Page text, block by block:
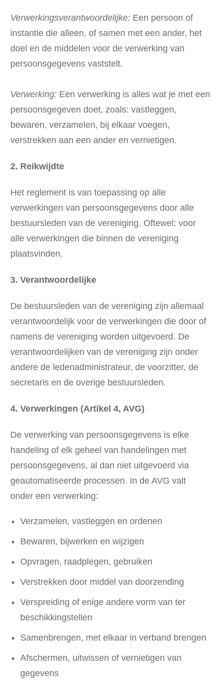
Verwerkingsverantwoordelijke: Een persoon of
instantie die alleen, of samen met een ander, het
doel en de middelen voor de verwerking van
persoonsgegevens vaststelt.
Verwerking: Een verwerking is alles wat je met een
persoonsgegeven doet, zoals: vastleggen,
bewaren, verzamelen, bij elkaar voegen,
verstrekken aan een ander en vernietigen.
2. Reikwijdte
Het reglement is van toepassing op alle
verwerkingen van persoonsgegevens door alle
bestuursleden van de vereniging. Oftewel: voor
alle verwerkingen die binnen de vereniging
plaatsvinden.
3. Verantwoordelijke
De bestuursleden van de vereniging zijn allemaal
verantwoordelijk voor de verwerkingen die door of
namens de vereniging worden uitgevoerd. De
verantwoordelijken van de vereniging zijn onder
andere de ledenadministrateur, de voorzitter, de
secretaris en de overige bestuursleden.
4. Verwerkingen (Artikel 4, AVG)
De verwerking van persoonsgegevens is elke
handeling of elk geheel van handelingen met
persoonsgegevens, al dan niet uitgevoerd via
geautomatiseerde processen. In de AVG valt
onder een verwerking:
Verzamelen, vastleggen en ordenen
Bewaren, bijwerken en wijzigen
Opvragen, raadplegen, gebruiken
Verstrekken door middel van doorzending
Verspreiding of enige andere vorm van ter
beschikkingstellen
Samenbrengen, met elkaar in verband brengen
Afschermen, uitwissen of vernietigen van
gegevens